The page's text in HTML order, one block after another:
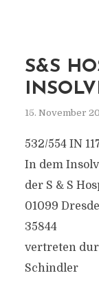
S&S
15. November
532/554 IN
In dem
der S & S
01099
35844
vertreten
Schindler